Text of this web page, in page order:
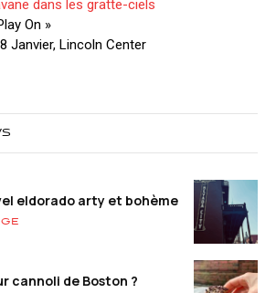
dans les gratte-ciels
On »
Janvier, Lincoln Center
eldorado arty et bohème
cannoli de Boston ?